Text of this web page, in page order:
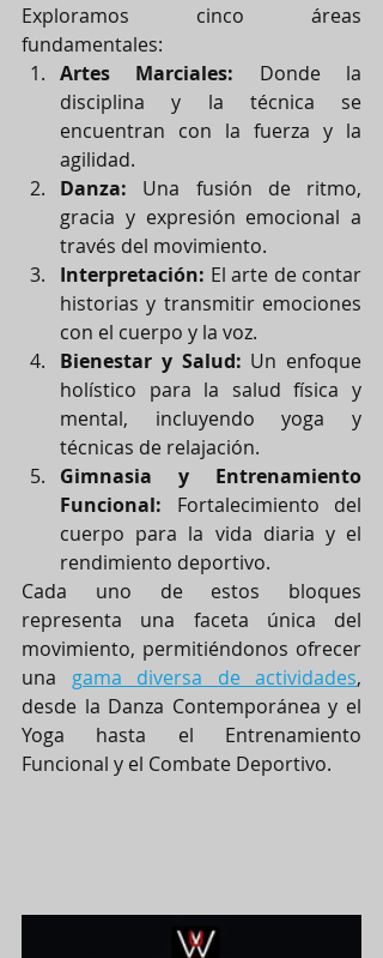
Exploramos cinco áreas
fundamentales:
Artes Marciales: Donde la
disciplina y la técnica se
encuentran con la fuerza y la
agilidad.
Danza: Una fusión de ritmo,
gracia y expresión emocional a
través del movimiento.
Interpretación: El arte de contar
historias y transmitir emociones
con el cuerpo y la voz.
Bienestar y Salud: Un enfoque
holístico para la salud física y
mental, incluyendo yoga y
técnicas de relajación.
Gimnasia y Entrenamiento
Funcional: Fortalecimiento del
cuerpo para la vida diaria y el
rendimiento deportivo.
Cada uno de estos bloques
representa una faceta única del
movimiento, permitiéndonos ofrecer
una gama diversa de actividades,
desde la Danza Contemporánea y el
Yoga hasta el Entrenamiento
Funcional y el Combate Deportivo.